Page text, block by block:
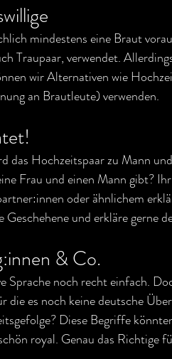
mindestens eine Braut
Traupaar, verwendet.
wir Alternativen wie
an Brautleute) verwenden.
das Hochzeitspaar zu Mann
Frau und einen Mann gibt?
oder ähnlichem
und erkläre gerne
& Co.
Sprache noch recht einfach.
es noch keine deutsche
Diese Begriffe
royal. Genau das Richtige